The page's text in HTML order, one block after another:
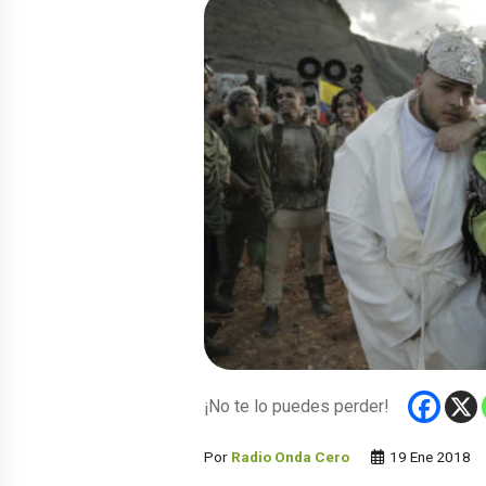
¡No te lo puedes perder!
Por Radio Onda Cero 19 Ene 2018